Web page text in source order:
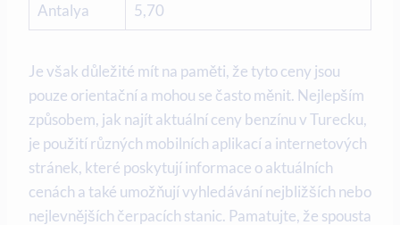
Antalya 5,70
Je však důležité mít na paměti, že tyto ceny jsou
pouze orientační a mohou se často měnit. Nejlepším
způsobem, jak najít aktuální ceny benzínu v Turecku,
je použití různých mobilních aplikací a internetových
stránek, které poskytují informace o aktuálních
cenách a také umožňují vyhledávání nejbližších nebo
nejlevnějších čerpacích stanic. Pamatujte, že spousta